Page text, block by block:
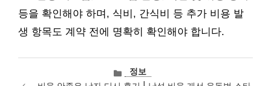
등을 확인해야 하며, 식비, 간식비 등 추가 비용 발
생 항목도 계약 전에 명확히 확인해야 합니다.
카
테
정보